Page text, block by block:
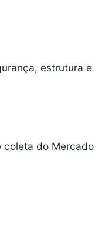
estrutura e
coleta do Mercado